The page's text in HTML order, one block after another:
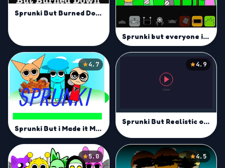
Sprunki But Burned Down Mod
Sprunki but everyone is alive
4.7
Sprunki But i Made it Mod
4.9
Sprunki But Realistic of them
5.0 4.5